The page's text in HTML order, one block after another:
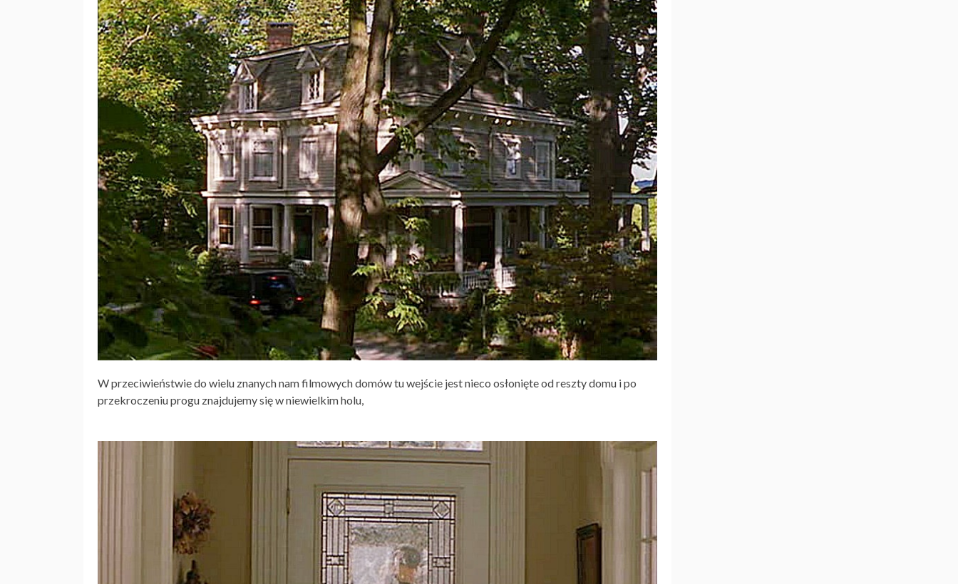
W przeciwieństwie do wielu znanych nam filmowych domów tu wejście jest nieco osłonięte od reszty domu i po
przekroczeniu progu znajdujemy się w niewielkim holu,